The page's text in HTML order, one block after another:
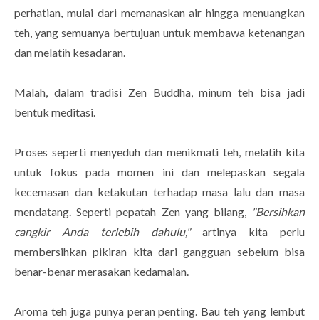
perhatian, mulai dari memanaskan air hingga menuangkan
teh, yang semuanya bertujuan untuk membawa ketenangan
dan melatih kesadaran.
Malah, dalam tradisi Zen Buddha, minum teh bisa jadi
bentuk meditasi.
Proses seperti menyeduh dan menikmati teh, melatih kita
untuk fokus pada momen ini dan melepaskan segala
kecemasan dan ketakutan terhadap masa lalu dan masa
mendatang. Seperti pepatah Zen yang bilang, "Bersihkan
cangkir Anda terlebih dahulu,"artinya kita perlu
membersihkan pikiran kita dari gangguan sebelum bisa
benar-benar merasakan kedamaian.
Aroma teh juga punya peran penting. Bau teh yang lembut